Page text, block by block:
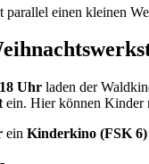
parallel einen kleinen
Uhr laden der
ein. Hier können Kinder
ein Kinderkino (FSK 6)